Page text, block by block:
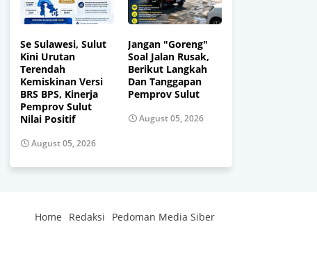
Se Sulawesi, Sulut
Kini Urutan
Terendah
Kemiskinan Versi
BRS BPS, Kinerja
Pemprov Sulut
Nilai Positif
August 05, 2026
Jangan "Goreng"
Soal Jalan Rusak,
Berikut Langkah
Dan Tanggapan
Pemprov Sulut
August 05, 2026
Home Redaksi Pedoman Media Siber